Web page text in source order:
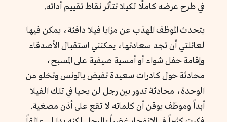
في طرح عرضه كاملًا لكيلا تتأثر نقاط تقييم أدائه.
يتحدث الموظف المهذب عن مزايا فيلا دافئة، يمكن فيها
لعائلتي أن تجد سعادتها، يمكنني استقبال الأصدقاء
وإقامة حفل شواء أو أمسية صيفية على المسبح،
محادثة حول كادرات سعيدة تفيض بالونس وتخلو من
الوحدة، محادثة تدور بين رجل لن يحيا في تلك الفيلا
أبداً وموظف يوقن أن كلماته لا تقع على أذن مصغية.